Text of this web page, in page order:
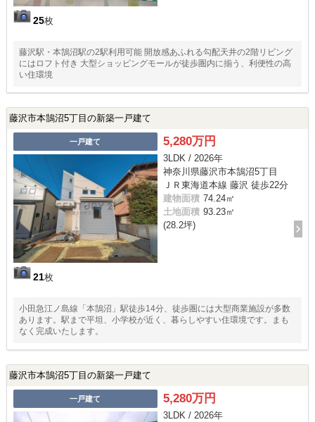
25枚
藤沢駅・本鵠沼駅の2駅利用可能 開放感あふれる勾配天井の2階リビング
にはロフト付き 大型ショッピングモールが徒歩圏内に揃う、利便性の高
い住環境
藤沢市本鵠沼5丁目の新築一戸建て
一戸建て
21枚
5,280万円
3LDK / 2026年
神奈川県藤沢市本鵠沼5丁目
ＪＲ東海道本線 藤沢 徒歩22分
建物面積 74.24㎡
土地面積 93.23㎡
(28.2坪)
小田急江ノ島線「本鵠沼」駅徒歩14分、徒歩圏には大型商業施設が多数
あります。駅まで平坦、小学校が近く、暮らしやすい住環境です。まも
なく完成いたします。
藤沢市本鵠沼5丁目の新築一戸建て
一戸建て 5,280万円
3LDK / 2026年